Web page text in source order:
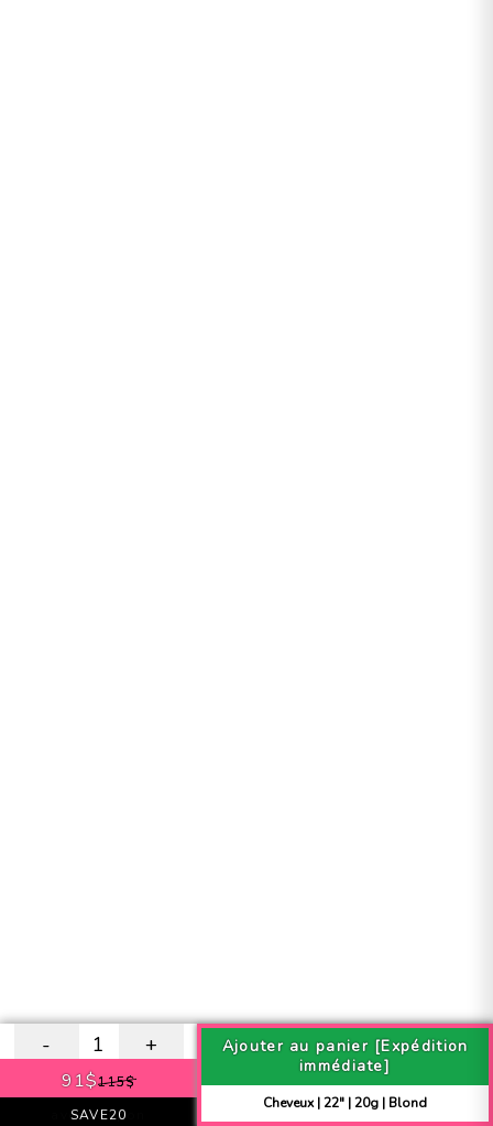
- 1 +
91$115$
SAVE20
avec coupon
Ajouter au panier [Expédition
immédiate]
Cheveux | 22" | 20g | Blond